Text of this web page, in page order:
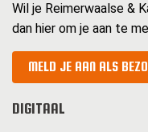
Wil je Reimerwaalse &
dan hier om je aan te
MELD JE AAN ALS
DIGITAAL